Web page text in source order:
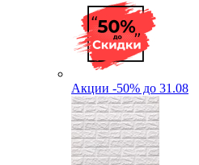
Акции -50% до 31.08